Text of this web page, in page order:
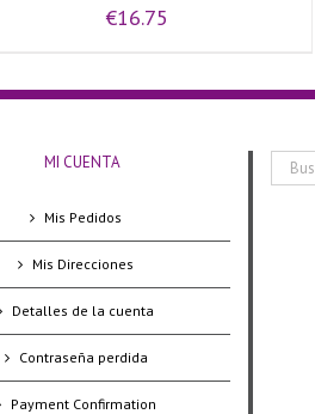
€16.75
MI CUENTA
Mis Pedidos
Mis Direcciones
Detalles de la cuenta
Contraseña perdida
Payment Confirmation
Buscar: